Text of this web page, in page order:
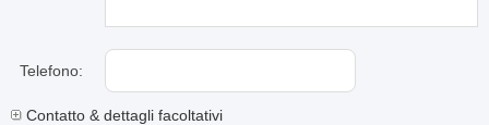
Telefono:
Contatto & dettagli facoltativi